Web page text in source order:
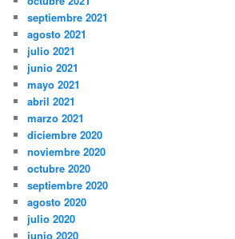
septiembre 2021
agosto 2021
julio 2021
junio 2021
mayo 2021
abril 2021
marzo 2021
diciembre 2020
noviembre 2020
octubre 2020
septiembre 2020
agosto 2020
julio 2020
junio 2020